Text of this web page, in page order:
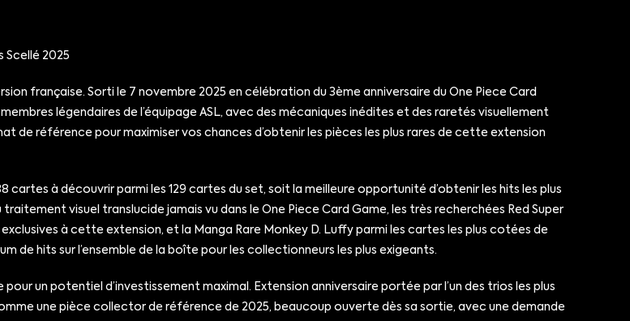
Scellé 2025
française. Sorti le 7 novembre 2025 en célébration du 3ème anniversaire du One Piece Card
légendaires de l’équipage ASL, avec des mécaniques inédites et des raretés visuellement
de référence pour maximiser vos chances d’obtenir les pièces les plus rares de cette extension
cartes à découvrir parmi les 129 cartes du set, soit la meilleure opportunité d’obtenir les hits les plus
visuel translucide jamais vu dans le One Piece Card Game, les très recherchées Red Super
à cette extension, et la Manga Rare Monkey D. Luffy parmi les cartes les plus cotées de
de hits sur l’ensemble de la boîte pour les collectionneurs les plus exigeants.
un potentiel d’investissement maximal. Extension anniversaire portée par l’un des trios les plus
une pièce collector de référence de 2025, beaucoup ouverte dès sa sortie, avec une demande